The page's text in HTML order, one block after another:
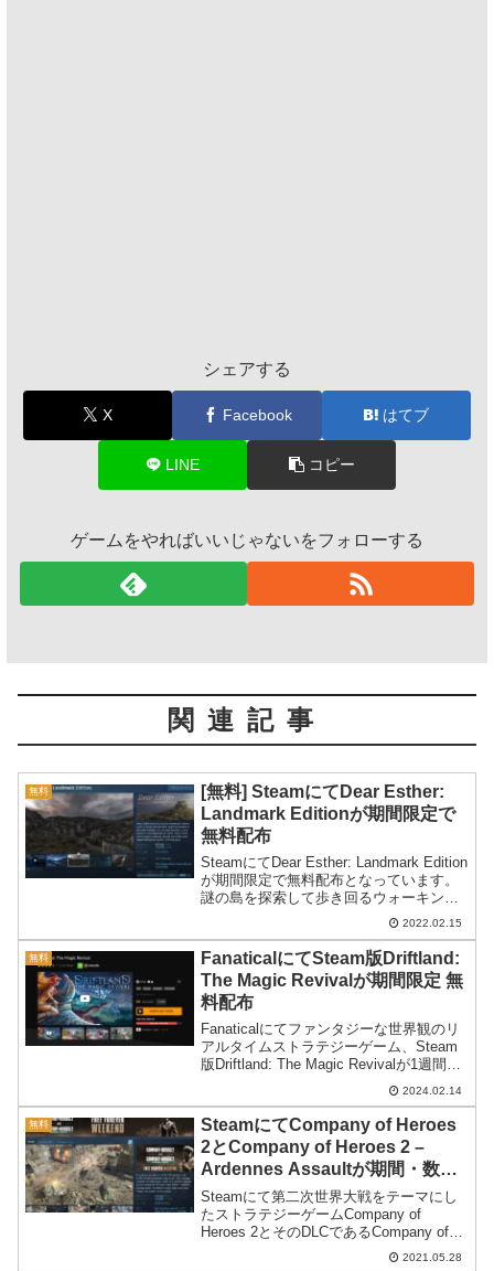
シェアする
X Facebook はてブ
LINE コピー
ゲームをやればいいじゃないをフォローする
関連記事
無料
[無料] SteamにてDear Esther:
Landmark Editionが期間限定で
無料配布
SteamにてDear Esther: Landmark Edition
が期間限定で無料配布となっています。
謎の島を探索して歩き回るウォーキング
2022.02.15
無料
FanaticalにてSteam版Driftland:
The Magic Revivalが期間限定 無
料配布
Fanaticalにてファンタジーな世界観のリ
アルタイムストラテジーゲーム、Steam
版Driftland: The Magic Revivalが1週間限
定の無料配布。受け取り方を紹介しま
2024.02.14
無料
SteamにてCompany of Heroes
2とCompany of Heroes 2 –
Ardennes Assaultが期間・数量
限定で無料配布
Steamにて第二次世界大戦をテーマにし
たストラテジーゲームCompany of
Heroes 2とそのDLCであるCompany of
Heroes 2 - Ardennes Assaultが期間・数
2021.05.28